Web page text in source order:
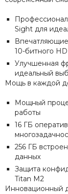
Sight для
10-битного
Улучшенная
идеальный
Мощь в каждой
Мощный
работы
16 ГБ
256 ГБ
данных
Защита
Titan M2
Инновационный